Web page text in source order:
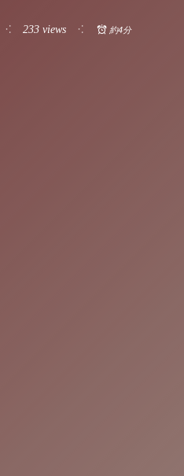
233 views 約4分